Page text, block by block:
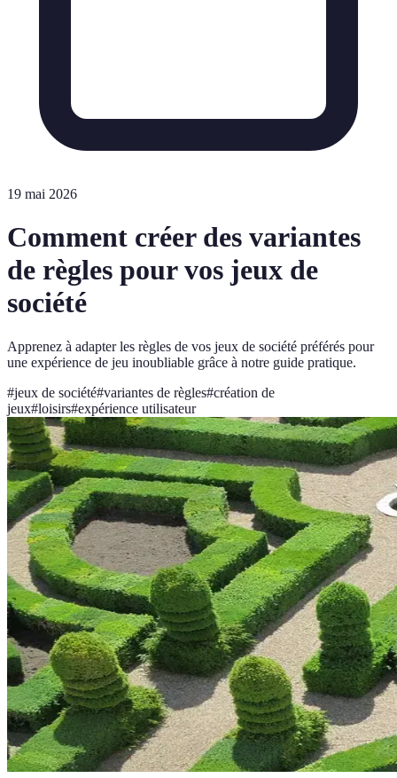
19 mai 2026
Comment créer des variantes
de règles pour vos jeux de
société
Apprenez à adapter les règles de vos jeux de société préférés pour
une expérience de jeu inoubliable grâce à notre guide pratique.
#jeux de société#variantes de règles#création de
jeux#loisirs#expérience utilisateur